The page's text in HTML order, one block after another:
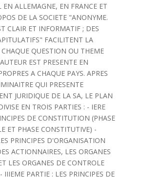
EN ALLEMAGNE, EN FRANCE ET
DE LA SOCIETE "ANONYME.
CLAIR ET INFORMATIF ; DES
FACILITENT LA
QUESTION OU THEME
EST PRESENTE EN
A CHAQUE PAYS. APRES
QUI PRESENTE
JURIDIQUE DE LA SA, LE PLAN
EN TROIS PARTIES : - IERE
DE CONSTITUTION (PHASE
ET PHASE CONSTITUTIVE) -
PRINCIPES D'ORGANISATION
ACTIONNAIRES, LES ORGANES
LES ORGANES DE CONTROLE
IIIEME PARTIE : LES PRINCIPES DE